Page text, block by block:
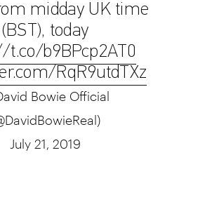
midday UK time
(BST), today
t.co/b9BPcp2AT0
RqR9utdTXz
Bowie Official
July 21, 2019